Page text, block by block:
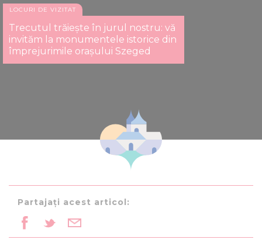
LOCURI DE VIZITAT
Trecutul trăiește în jurul nostru: vă
invităm la monumentele istorice din
împrejurimile orașului Szeged
Partajați acest articol: